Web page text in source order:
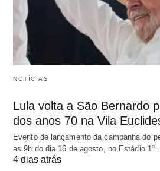
NOTÍCIAS
Lula volta a São Bernardo
dos anos 70 na Vila
Evento de lançamento da campanha do
as 9h do dia 16 de agosto, no Estádio 1º…
4 dias atrás